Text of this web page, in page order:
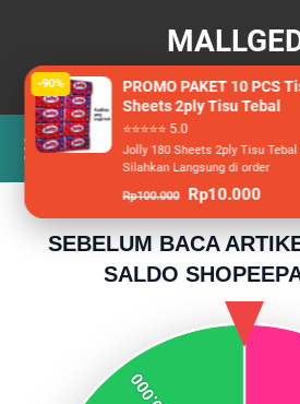
Berita, Wisata dan
SEBELUM BACA
SALDO
-90%
PROMO PAKET 10 PCS
Sheets 2ply Tisu Tebal
⭐⭐⭐⭐⭐ 5.0
Jolly 180 Sheets 2ply Tisu
Silahkan Langsung di order
Rp100.000
Rp10.000